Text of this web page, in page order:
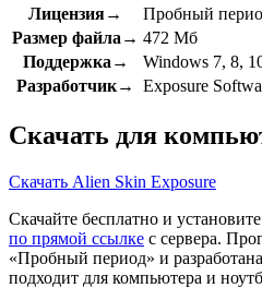
Лицензия→
Пробный
Размер файла→ 472 Мб
Поддержка→
Windows 7, 8,
Разработчик→
Exposure
Скачать для
Скачать Alien Skin Exposure
Скачайте бесплатно и
по прямой ссылке с сервера.
«Пробный период» и
подходит для компьютера и